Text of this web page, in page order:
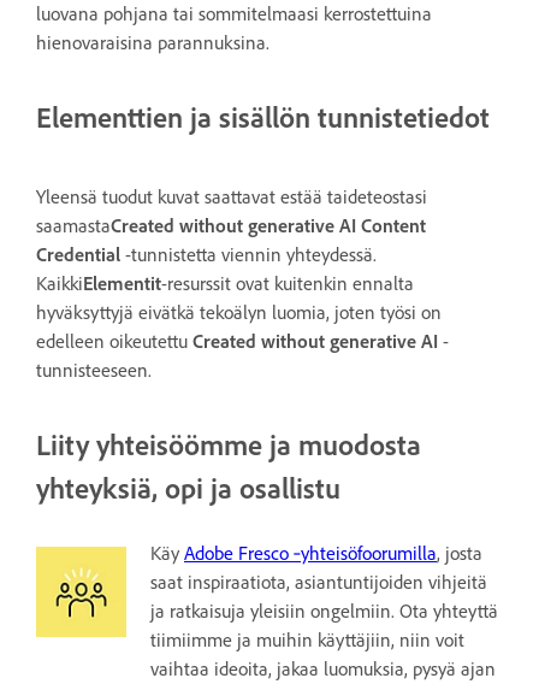
luovana pohjana tai sommitelmaasi kerrostettuina
hienovaraisina parannuksina.
Elementtien ja sisällön tunnistetiedot
Yleensä tuodut kuvat saattavat estää taideteostasi
saamastaCreated without generative AI Content
Credential -tunnistetta viennin yhteydessä.
KaikkiElementit-resurssit ovat kuitenkin ennalta
hyväksyttyjä eivätkä tekoälyn luomia, joten työsi on
edelleen oikeutettu Created without generative AI -
tunnisteeseen.
Liity yhteisöömme ja muodosta
yhteyksiä, opi ja osallistu
Käy Adobe Fresco ‑yhteisöfoorumilla, josta
saat inspiraatiota, asiantuntijoiden vihjeitä
ja ratkaisuja yleisiin ongelmiin. Ota yhteyttä
tiimiimme ja muihin käyttäjiin, niin voit
vaihtaa ideoita, jakaa luomuksia, pysyä ajan